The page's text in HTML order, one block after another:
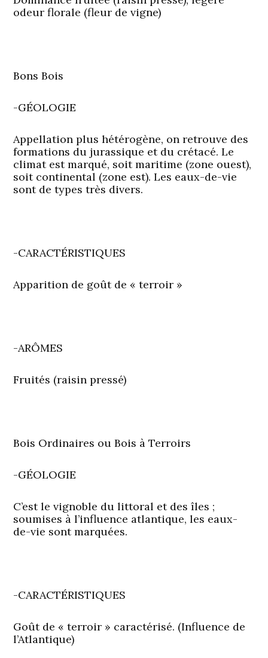
odeur florale (fleur de vigne)
Bons Bois
-GÉOLOGIE
Appellation plus hétérogène, on retrouve des
formations du jurassique et du crétacé. Le
climat est marqué, soit maritime (zone ouest),
soit continental (zone est). Les eaux-de-vie
sont de types très divers.
-CARACTÉRISTIQUES
Apparition de goût de « terroir »
-ARÔMES
Fruités (raisin pressé)
Bois Ordinaires ou Bois à Terroirs
-GÉOLOGIE
C’est le vignoble du littoral et des îles ;
soumises à l’influence atlantique, les eaux-
de-vie sont marquées.
-CARACTÉRISTIQUES
Goût de « terroir » caractérisé. (Influence de
l’Atlantique)